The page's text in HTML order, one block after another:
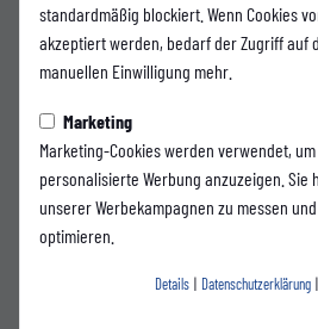
standardmäßig blockiert. Wenn Cookies
akzeptiert werden, bedarf der Zugriff auf
manuellen Einwilligung mehr.
Marketing
Marketing-Cookies werden verwendet,
personalisierte Werbung anzuzeigen. Sie
unserer Werbekampagnen zu messen
optimieren.
Details | Datenschutzerklärung |
Vorlesenachmittag im Stadion am Zoo ein.
erwartet Kita-Kinder und ihre Familien aus
Land eine Stunde voller Geschichten,
In besonderer Atmosphäre im VIP-Raum des
Oberbürgermeisterin Miriam Scherff das
vorlesen. Das Buch ist in den vergangenen
Leben in Vielfalt e.V. entstanden und erzählt
ist es, Kindern die Vorfreude auf ihre